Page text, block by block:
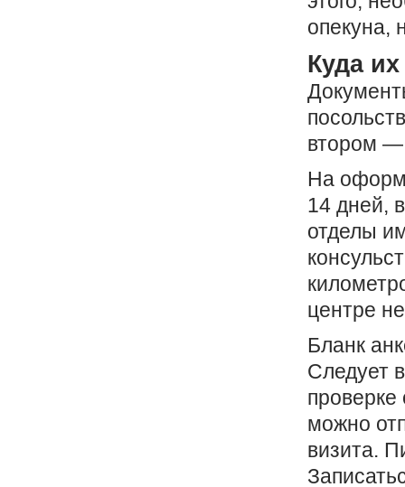
опекуна,
Куда
втором —
На
14 дней,
отделы
центре
Бланк
Следует
проверке
можно
визита.